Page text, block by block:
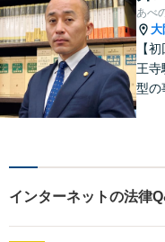
あべ
大
【
王寺
型の
相続
ラ
インターネットの法律